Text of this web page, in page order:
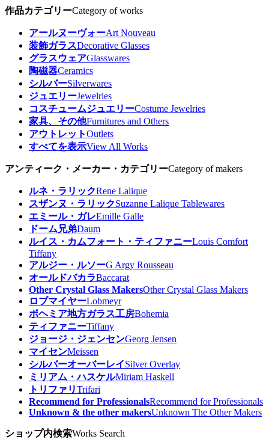
作品カテゴリーCategory of works
アールヌーヴォーArt Nouveau
装飾ガラスDecorative Glasses
グラスウェアGlasswares
陶磁器Ceramics
シルバーSilverwares
ジュエリーJewelries
コスチュームジュエリーCostume Jewelries
家具、その他Furnitures and Others
アウトレットOutlets
すべてを表示View All Works
アンティーク・メーカー・カテゴリーCategory of makers
ルネ・ラリックRene Lalique
スザンヌ・ラリックSuzanne Lalique Tablewares
エミール・ガレEmille Galle
ドーム兄弟Daum
ルイス・カムフォート・ティファニーLouis Comfort
Tiffany
アルジー・ルソーG Argy Rousseau
オールドバカラBaccarat
Other Crystal Glass MakersOther Crystal Glass Makers
ロブマイヤーLobmeyr
ボヘミア地方ガラス工房Bohemia
ティファニーTiffany
ジョージ・ジェンセンGeorg Jensen
マイセンMeissen
シルバーオーバーレイSilver Overlay
ミリアム・ハスケルMiriam Haskell
トリファリTrifari
Recommend for ProfessionalsRecommend for Professionals
Unknown & the other makersUnknown The Other Makers
ショップ内検索Works Search